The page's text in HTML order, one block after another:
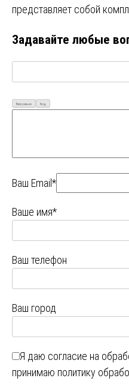
представляет собой
Задавайте любые
Визуально Код
Ваш Email*
Ваше имя*
Ваш телефон
Ваш город
Я даю согласие на
принимаю политику